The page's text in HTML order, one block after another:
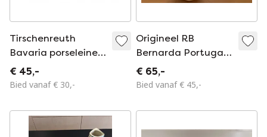
Tirschenreuth
Bavaria porseleinen
dienblad
€ 45,-
Bied vanaf € 30,-
Origineel RB
Bernarda Portugal
servies! 8-delige set!
Grote borden +
Kleurrijk! Vintage
€ 65,-
Bied vanaf € 45,-